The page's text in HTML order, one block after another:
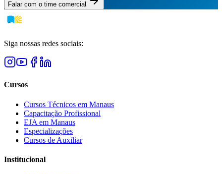
Falar com o time comercial
Siga nossas redes sociais:
Cursos
Cursos Técnicos em Manaus
Capacitação Profissional
EJA em Manaus
Especializações
Cursos de Auxiliar
Institucional